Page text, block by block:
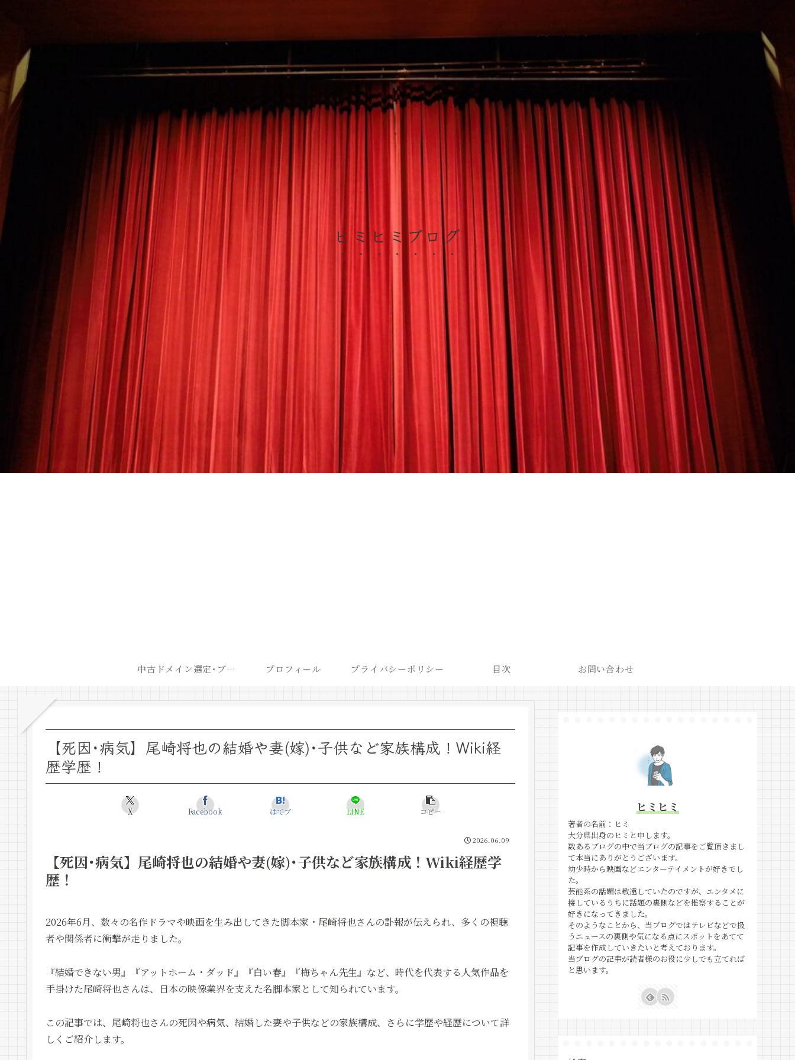
ヒミヒミブログ
中古ドメイン選定･ブログ開設後最短での収益化戦略 プロフィール プライバシーポリシー 目次 お問い合わせ
【死因･病気】尾崎将也の結婚や妻(嫁)･子供など家族構成！Wiki経
歴学歴！
X Facebook はてブ LINE コピー
2026.06.09
【死因･病気】尾崎将也の結婚や妻(嫁)･子供など家族構成！Wiki経歴学
歴！
2026年6月、数々の名作ドラマや映画を生み出してきた脚本家・尾崎将也さんの訃報が伝えられ、多くの視聴
者や関係者に衝撃が走りました。
『結婚できない男』『アットホーム・ダッド』『白い春』『梅ちゃん先生』など、時代を代表する人気作品を
手掛けた尾崎将也さんは、日本の映像業界を支えた名脚本家として知られています。
この記事では、尾崎将也さんの死因や病気、結婚した妻や子供などの家族構成、さらに学歴や経歴について詳
しくご紹介します。
ヒミヒミ
著者の名前：ヒミ
大分県出身のヒミと申します。
数あるブログの中で当ブログの記事をご覧頂きまし
て本当にありがとうございます。
幼少時から映画などエンターテイメントが好きでし
た。
芸能系の話題は敬遠していたのですが、エンタメに
接しているうちに話題の裏側などを推察することが
好きになってきました。
そのようなことから、当ブログではテレビなどで扱
うニュースの裏側や気になる点にスポットをあてて
記事を作成していきたいと考えております。
当ブログの記事が読者様のお役に少しでも立てれば
と思います。